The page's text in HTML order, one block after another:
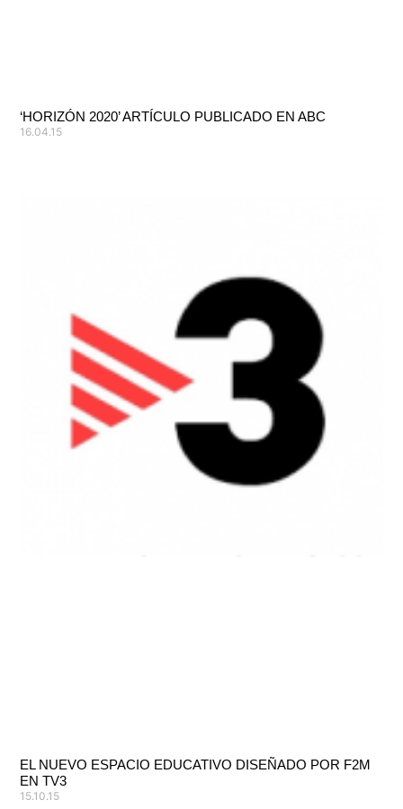
‘HORIZÓN 2020’ ARTÍCULO PUBLICADO EN ABC
16.04.15
EL NUEVO ESPACIO EDUCATIVO DISEÑADO POR F2M
EN TV3
15.10.15